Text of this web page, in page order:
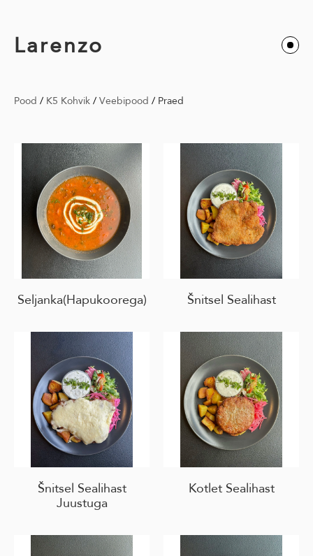
Larenzo
Pood / K5 Kohvik / Veebipood / Praed
Seljanka(Hapukoorega) Šnitsel Sealihast
Šnitsel Sealihast
Juustuga
Kotlet Sealihast